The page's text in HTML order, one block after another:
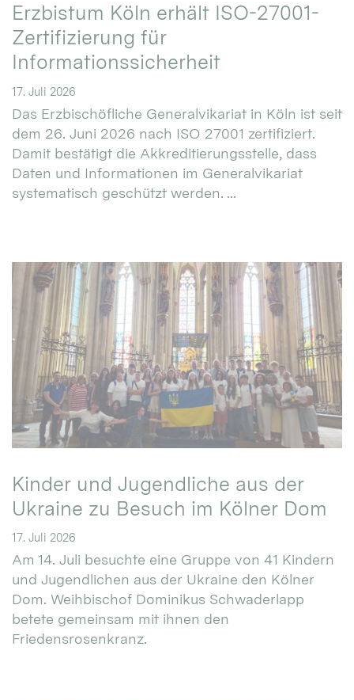
Erzbistum Köln erhält ISO-27001-
Zertifizierung für
Informationssicherheit
17. Juli 2026
Das Erzbischöfliche Generalvikariat in Köln ist seit
dem 26. Juni 2026 nach ISO 27001 zertifiziert.
Damit bestätigt die Akkreditierungsstelle, dass
Daten und Informationen im Generalvikariat
systematisch geschützt werden. ...
Kinder und Jugendliche aus der
Ukraine zu Besuch im Kölner Dom
17. Juli 2026
Am 14. Juli besuchte eine Gruppe von 41 Kindern
und Jugendlichen aus der Ukraine den Kölner
Dom. Weihbischof Dominikus Schwaderlapp
betete gemeinsam mit ihnen den
Friedensrosenkranz.